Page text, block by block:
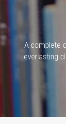
A complete
everlasting